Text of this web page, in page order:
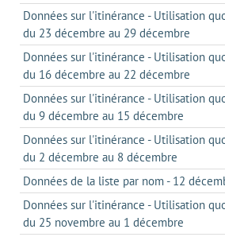
Données sur l'itinérance - Utilisation
du 23 décembre au 29 décembre
Données sur l'itinérance - Utilisation
du 16 décembre au 22 décembre
Données sur l'itinérance - Utilisation
du 9 décembre au 15 décembre
Données sur l'itinérance - Utilisation
du 2 décembre au 8 décembre
Données de la liste par nom - 12
Données sur l'itinérance - Utilisation
du 25 novembre au 1 décembre